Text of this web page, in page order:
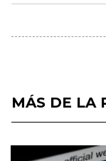
MÁS DE LA